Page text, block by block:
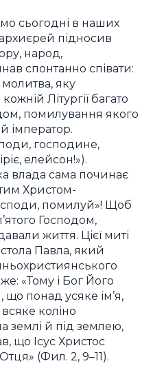
сьогодні в наших
підносив
народ,
спонтанно співати:
яку
Літургії багато
помилування якого
імператор.
господине,
елейсон!»).
влада сама починає
Христом-
помилуй»! Щоб
Господом,
життя. Цієї миті
Павла, який
«Тому і Бог Його
понад усяке ім’я,
коліно
землі й під землею,
що Ісус Христос
(Фил. 2, 9–11).